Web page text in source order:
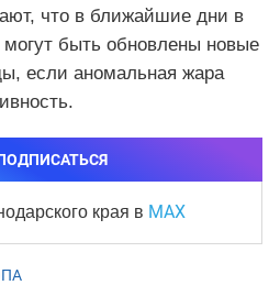
что в ближайшие дни в
быть обновлены новые
если аномальная жара
края в MAX